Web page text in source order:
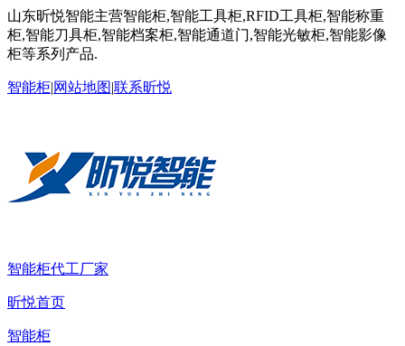
山东昕悦智能主营智能柜,智能工具柜,RFID工具柜,智能称重
柜,智能刀具柜,智能档案柜,智能通道门,智能光敏柜,智能影像
柜等系列产品.
智能柜|网站地图|联系昕悦
智能柜代工厂家
昕悦首页
智能柜